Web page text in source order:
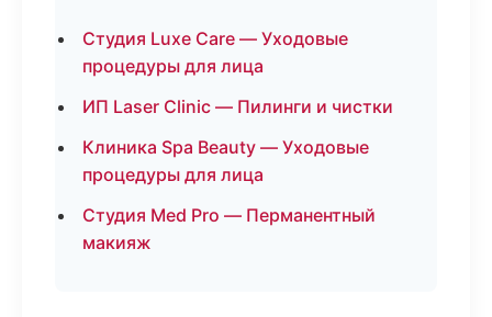
Студия Luxe Care — Уходовые
процедуры для лица
ИП Laser Clinic — Пилинги и чистки
Клиника Spa Beauty — Уходовые
процедуры для лица
Студия Med Pro — Перманентный
макияж